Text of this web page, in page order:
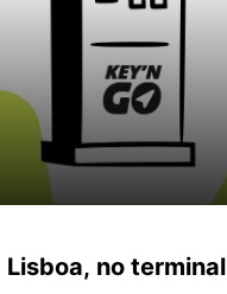
Lisboa, no terminal